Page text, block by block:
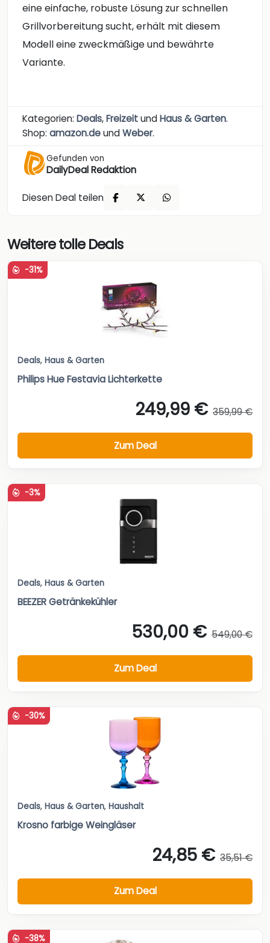
eine einfache, robuste Lösung zur schnellen
Grillvorbereitung sucht, erhält mit diesem
Modell eine zweckmäßige und bewährte
Variante.
Kategorien: Deals,FreizeitundHaus & Garten.
Shop: amazon.deundWeber.
Gefunden von
DailyDeal Redaktion
Diesen Deal teilen
Weitere tolle Deals
-31%
Deals, Haus & Garten
Philips Hue Festavia Lichterkette
249,99 € 359,99 €
Zum Deal
-3%
Deals, Haus & Garten
BEEZER Getränkekühler
530,00 € 549,00 €
Zum Deal
-30%
Deals, Haus & Garten, Haushalt
Krosno farbige Weingläser
24,85 € 35,51 €
Zum Deal
-38%